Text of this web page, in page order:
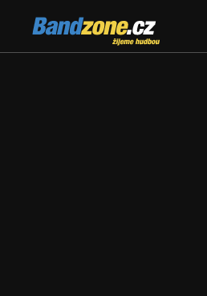
Bandzone.cz
žijeme hudbou